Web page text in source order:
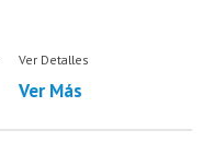
Ver Detalles
Ver Más